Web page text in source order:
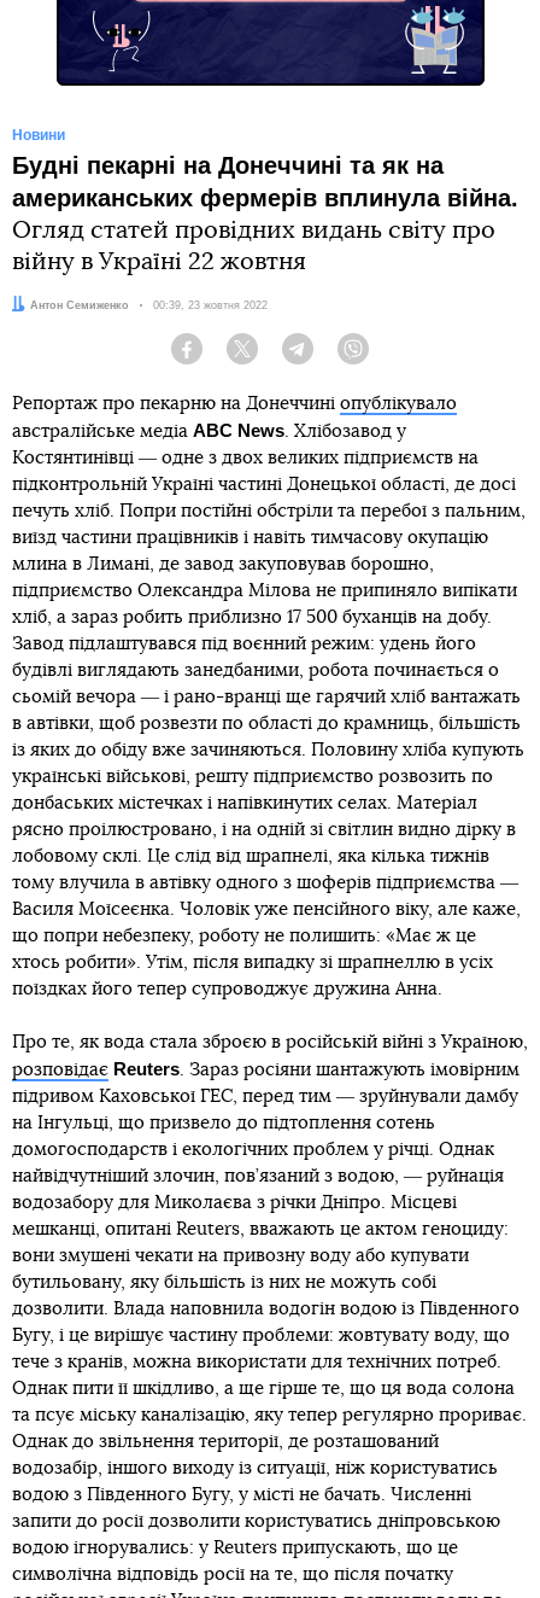
Новини
Будні пекарні на Донеччині та як на
американських фермерів вплинула війна.
Огляд статей провідних видань світу про
війну в Україні 22 жовтня
Автор:
Антон Семиженко Дата:
00:39, 23 жовтня 2022
Facebook Twitter Telegram
Репортаж про пекарню на Донеччині опублікувало
австралійське медіа ABC News. Хлібозавод у
Костянтинівці ― одне з двох великих підприємств на
підконтрольній Україні частині Донецької області, де досі
печуть хліб. Попри постійні обстріли та перебої з пальним,
виїзд частини працівників і навіть тимчасову окупацію
млина в Лимані, де завод закуповував борошно,
підприємство Олександра Мілова не припиняло випікати
хліб, а зараз робить приблизно 17 500 буханців на добу.
Завод підлаштувався під воєнний режим: удень його
будівлі виглядають занедбаними, робота починається о
сьомій вечора ― і рано-вранці ще гарячий хліб вантажать
в автівки, щоб розвезти по області до крамниць, більшість
із яких до обіду вже зачиняються. Половину хліба купують
українські військові, решту підприємство розвозить по
донбаських містечках і напівкинутих селах. Матеріал
рясно проілюстровано, і на одній зі світлин видно дірку в
лобовому склі. Це слід від шрапнелі, яка кілька тижнів
тому влучила в автівку одного з шоферів підприємства ―
Василя Моїсеєнка. Чоловік уже пенсійного віку, але каже,
що попри небезпеку, роботу не полишить: «Має ж це
хтось робити». Утім, після випадку зі шрапнеллю в усіх
поїздках його тепер супроводжує дружина Анна.
Про те, як вода стала зброєю в російській війні з Україною,
розповідає Reuters. Зараз росіяни шантажують імовірним
підривом Каховської ГЕС, перед тим ― зруйнували дамбу
на Інгульці, що призвело до підтоплення сотень
домогосподарств і екологічних проблем у річці. Однак
найвідчутніший злочин, пов’язаний з водою, ― руйнація
водозабору для Миколаєва з річки Дніпро. Місцеві
мешканці, опитані Reuters, вважають це актом геноциду:
вони змушені чекати на привозну воду або купувати
бутильовану, яку більшість із них не можуть собі
дозволити. Влада наповнила водогін водою із Південного
Бугу, і це вирішує частину проблеми: жовтувату воду, що
тече з кранів, можна використати для технічних потреб.
Однак пити її шкідливо, а ще гірше те, що ця вода солона
та псує міську каналізацію, яку тепер регулярно прориває.
Однак до звільнення території, де розташований
водозабір, іншого виходу із ситуації, ніж користуватись
водою з Південного Бугу, у місті не бачать. Численні
запити до росії дозволити користуватись дніпровською
водою ігнорувались: у Reuters припускають, що це
символічна відповідь росії на те, що після початку